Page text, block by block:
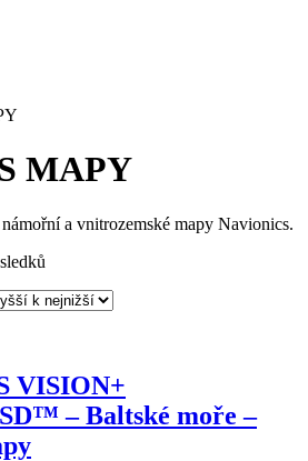
MAPY
a vnitrozemské mapy Navionics.
price:
VISION+
– Baltské moře –